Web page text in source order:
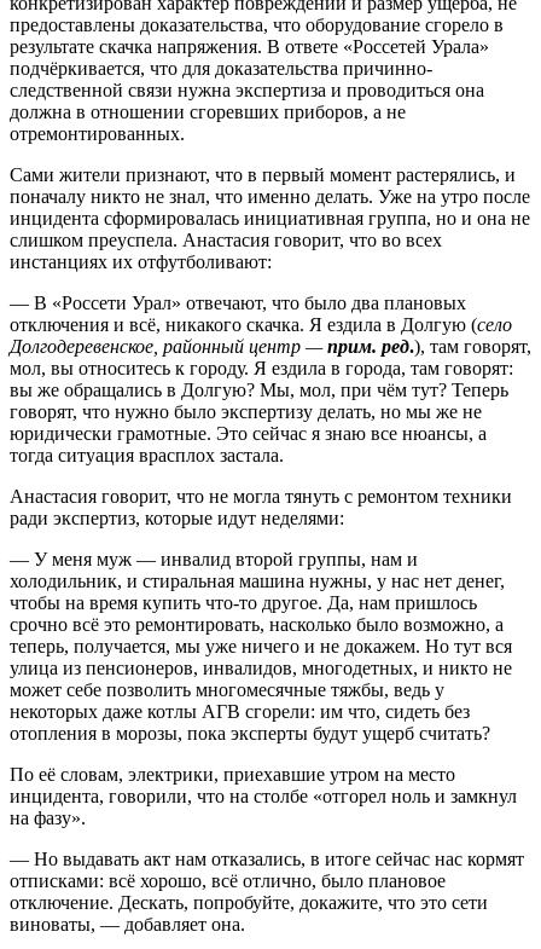
предоставлены доказательства, что оборудование сгорело в
результате скачка напряжения. В ответе «Россетей Урала»
подчёркивается, что для доказательства причинно-
следственной связи нужна экспертиза и проводиться она
должна в отношении сгоревших приборов, а не
отремонтированных.
Сами жители признают, что в первый момент растерялись, и
поначалу никто не знал, что именно делать. Уже на утро после
инцидента сформировалась инициативная группа, но и она не
слишком преуспела. Анастасия говорит, что во всех
инстанциях их отфутболивают:
— В «Россети Урал» отвечают, что было два плановых
отключения и всё, никакого скачка. Я ездила в Долгую (село
Долгодеревенское, районный центр —прим. ред.), там говорят,
мол, вы относитесь к городу. Я ездила в города, там говорят:
вы же обращались в Долгую? Мы, мол, при чём тут? Теперь
говорят, что нужно было экспертизу делать, но мы же не
юридически грамотные. Это сейчас я знаю все нюансы, а
тогда ситуация врасплох застала.
Анастасия говорит, что не могла тянуть с ремонтом техники
ради экспертиз, которые идут неделями:
— У меня муж — инвалид второй группы, нам и
холодильник, и стиральная машина нужны, у нас нет денег,
чтобы на время купить что-то другое. Да, нам пришлось
срочно всё это ремонтировать, насколько было возможно, а
теперь, получается, мы уже ничего и не докажем. Но тут вся
улица из пенсионеров, инвалидов, многодетных, и никто не
может себе позволить многомесячные тяжбы, ведь у
некоторых даже котлы АГВ сгорели: им что, сидеть без
отопления в морозы, пока эксперты будут ущерб считать?
По её словам, электрики, приехавшие утром на место
инцидента, говорили, что на столбе «отгорел ноль и замкнул
на фазу».
— Но выдавать акт нам отказались, в итоге сейчас нас кормят
отписками: всё хорошо, всё отлично, было плановое
отключение. Дескать, попробуйте, докажите, что это сети
виноваты, — добавляет она.